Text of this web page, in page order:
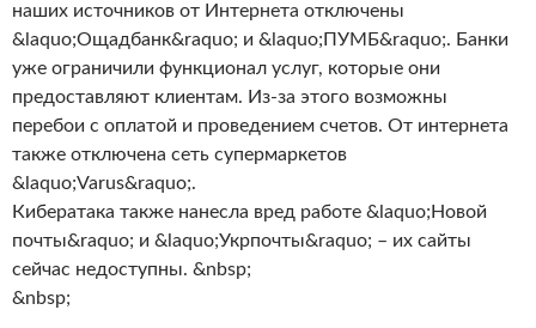
наших источников от Интернета отключены
&laquo;Ощадбанк&raquo; и &laquo;ПУМБ&raquo;. Банки
уже ограничили функционал услуг, которые они
предоставляют клиентам. Из-за этого возможны
перебои с оплатой и проведением счетов. От интернета
также отключена сеть супермаркетов
&laquo;Varus&raquo;.
Кибератака также нанесла вред работе &laquo;Новой
почты&raquo; и &laquo;Укрпочты&raquo; – их сайты
сейчас недоступны. &nbsp;
&nbsp;